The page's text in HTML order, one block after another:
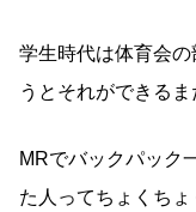
学生時代は体育会
うとそれができる
MRでバックパック
た人ってちょくち